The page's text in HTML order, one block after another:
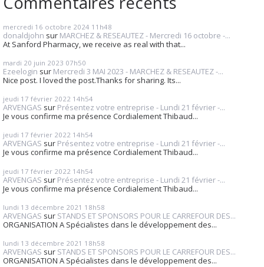
mercredi 16 octobre 2024 11h48
donaldjohn sur MARCHEZ & RESEAUTEZ - Mercredi 16 octobre -...
At Sanford Pharmacy, we receive as real with that...
mardi 20 juin 2023 07h50
Ezeelogin sur Mercredi 3 MAI 2023 - MARCHEZ & RESEAUTEZ -...
Nice post. I loved the post.Thanks for sharing. Its...
jeudi 17 février 2022 14h54
ARVENGAS sur Présentez votre entreprise - Lundi 21 février -...
Je vous confirme ma présence Cordialement Thibaud...
jeudi 17 février 2022 14h54
ARVENGAS sur Présentez votre entreprise - Lundi 21 février -...
Je vous confirme ma présence Cordialement Thibaud...
jeudi 17 février 2022 14h54
ARVENGAS sur Présentez votre entreprise - Lundi 21 février -...
Je vous confirme ma présence Cordialement Thibaud...
lundi 13 décembre 2021 18h58
ARVENGAS sur STANDS ET SPONSORS POUR LE CARREFOUR DES...
ORGANISATION A Spécialistes dans le développement des...
lundi 13 décembre 2021 18h58
ARVENGAS sur STANDS ET SPONSORS POUR LE CARREFOUR DES...
ORGANISATION A Spécialistes dans le développement des...